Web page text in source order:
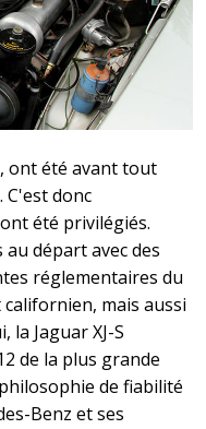
ont été avant tout
C'est donc
été privilégiés.
départ avec des
réglementaires du
mais aussi
Jaguar XJ-S
de la plus grande
de fiabilité
Benz et ses